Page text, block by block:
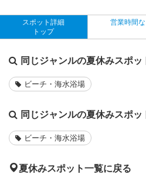
スポット詳細
トップ
営業時間
同じジャンルの夏休みスポッ
ビーチ・海水浴場
同じジャンルの夏休みスポッ
ビーチ・海水浴場
夏休みスポット一覧に戻る